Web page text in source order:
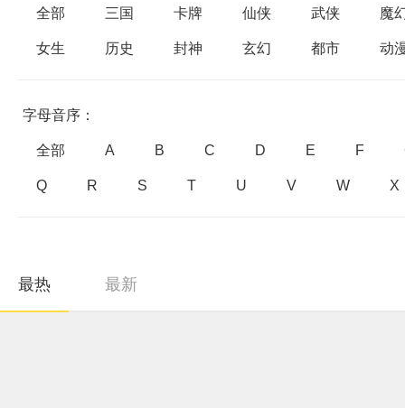
全部 三国 卡牌 仙侠 武侠 魔
女生 历史 封神 玄幻 都市 动
字母音序：
全部 A B C D E F
Q R S T U V W X
最热 最新